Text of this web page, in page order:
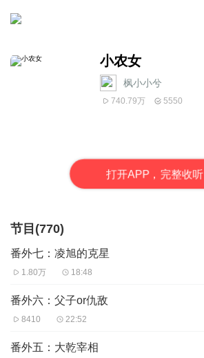
小农女
枫小小兮
740.79万 5550
打开APP，完整收听
节目(770)
番外七：凌旭的克星
1.80万 18:48
番外六：父子or仇敌
8410 22:52
番外五：大乾宰相